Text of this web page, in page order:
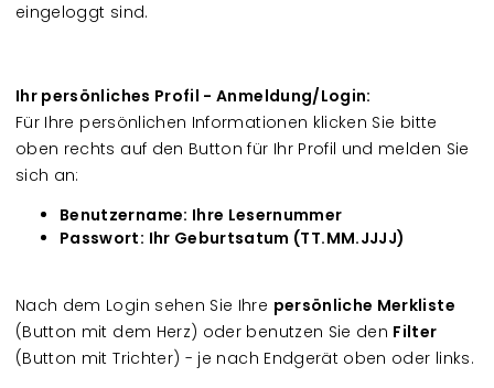
eingeloggt sind.
Ihr persönliches Profil - Anmeldung/Login:
Für Ihre persönlichen Informationen klicken Sie bitte
oben rechts auf den Button für Ihr Profil und melden Sie
sich an:
Benutzername: Ihre Lesernummer
Passwort: Ihr Geburtsatum (TT.MM.JJJJ)
Nach dem Login sehen Sie Ihre persönliche Merkliste
(Button mit dem Herz) oder benutzen Sie den Filter
(Button mit Trichter) - je nach Endgerät oben oder links.